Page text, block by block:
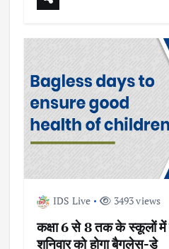
IDS Live 3493 views
कक्षा 6 से 8 तक के स्कूलों
शनिवार को होगा बैगलेस-डे